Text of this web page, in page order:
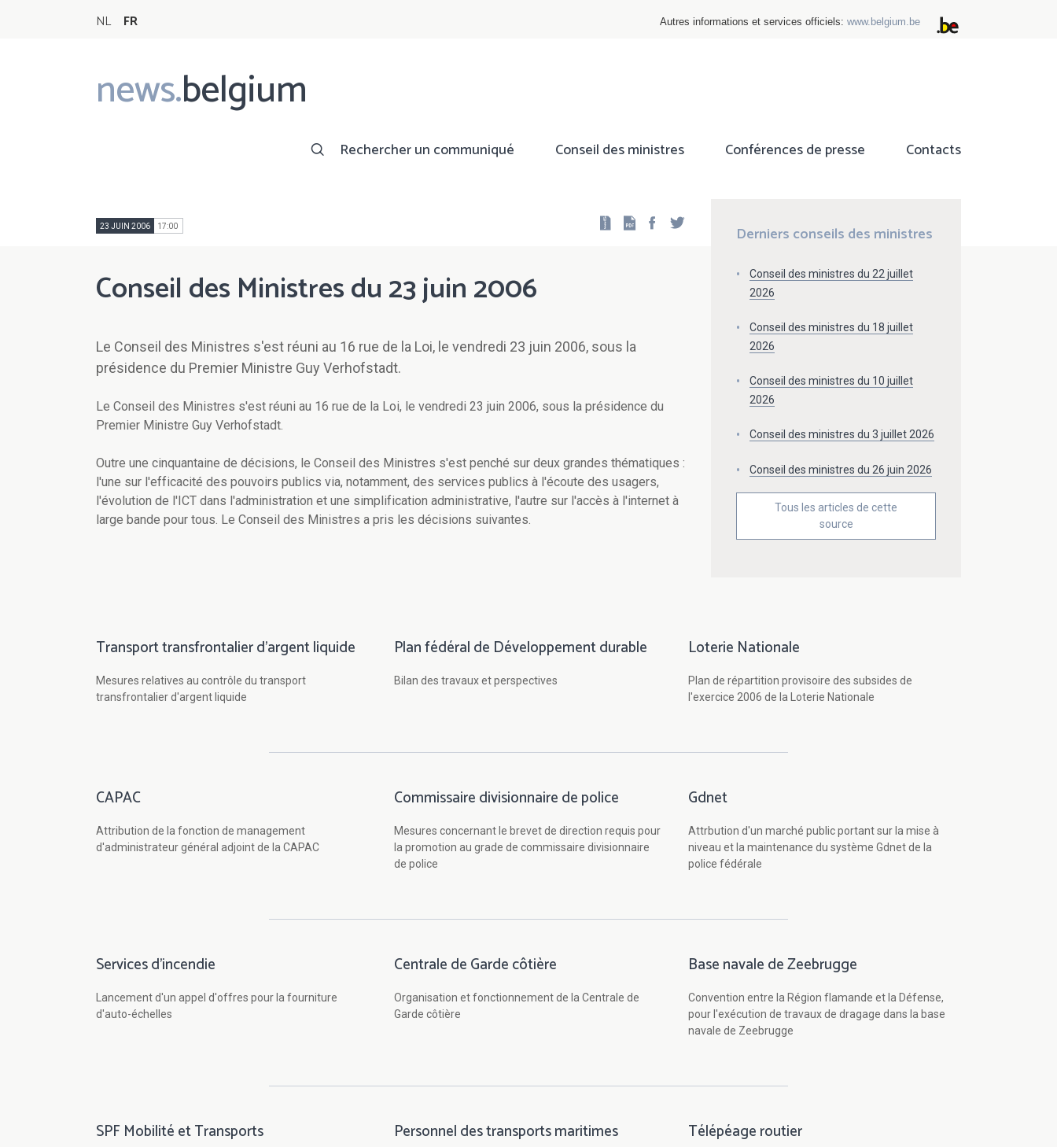
NL FR Autres informations et services officiels: www.belgium.be
news.belgium
Main
navigation
Rechercher un communiqué Conseil des ministres Conférences de presse Contacts
23 JUIN 2006 17:00 Facebook
Conseil des Ministres du 23 juin 2006
Le Conseil des Ministres s'est réuni au 16 rue de la Loi, le vendredi 23 juin 2006, sous la
présidence du Premier Ministre Guy Verhofstadt.
Le Conseil des Ministres s'est réuni au 16 rue de la Loi, le vendredi 23 juin 2006, sous la présidence du
Premier Ministre Guy Verhofstadt.
Outre une cinquantaine de décisions, le Conseil des Ministres s'est penché sur deux grandes thématiques :
l'une sur l'efficacité des pouvoirs publics via, notamment, des services publics à l'écoute des usagers,
l'évolution de l'ICT dans l'administration et une simplification administrative, l'autre sur l'accès à l'internet à
large bande pour tous. Le Conseil des Ministres a pris les décisions suivantes.
Derniers conseils des ministres
Conseil des ministres du 22 juillet
2026
Conseil des ministres du 18 juillet
2026
Conseil des ministres du 10 juillet
2026
Conseil des ministres du 3 juillet 2026
Conseil des ministres du 26 juin 2026
Tous les articles de cette
source
Transport transfrontalier d'argent liquide
Mesures relatives au contrôle du transport
transfrontalier d'argent liquide
Plan fédéral de Développement durable
Bilan des travaux et perspectives
Loterie Nationale
Plan de répartition provisoire des subsides de
l'exercice 2006 de la Loterie Nationale
CAPAC
Attribution de la fonction de management
d'administrateur général adjoint de la CAPAC
Commissaire divisionnaire de police
Mesures concernant le brevet de direction requis pour
la promotion au grade de commissaire divisionnaire
de police
Gdnet
Attrbution d'un marché public portant sur la mise à
niveau et la maintenance du système Gdnet de la
police fédérale
Services d'incendie
Lancement d'un appel d'offres pour la fourniture
d'auto-échelles
Centrale de Garde côtière
Organisation et fonctionnement de la Centrale de
Garde côtière
Base navale de Zeebrugge
Convention entre la Région flamande et la Défense,
pour l'exécution de travaux de dragage dans la base
navale de Zeebrugge
SPF Mobilité et Transports Personnel des transports maritimes Télépéage routier